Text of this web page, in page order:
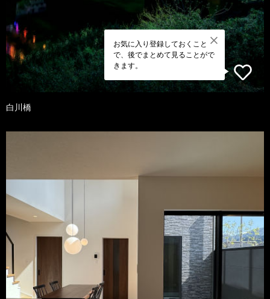
お気に入り登録しておくこと
で、後でまとめて見ることがで
きます。
白川橋